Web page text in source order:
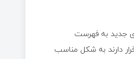
جدید به فهرست
دارند به شکل مناسب